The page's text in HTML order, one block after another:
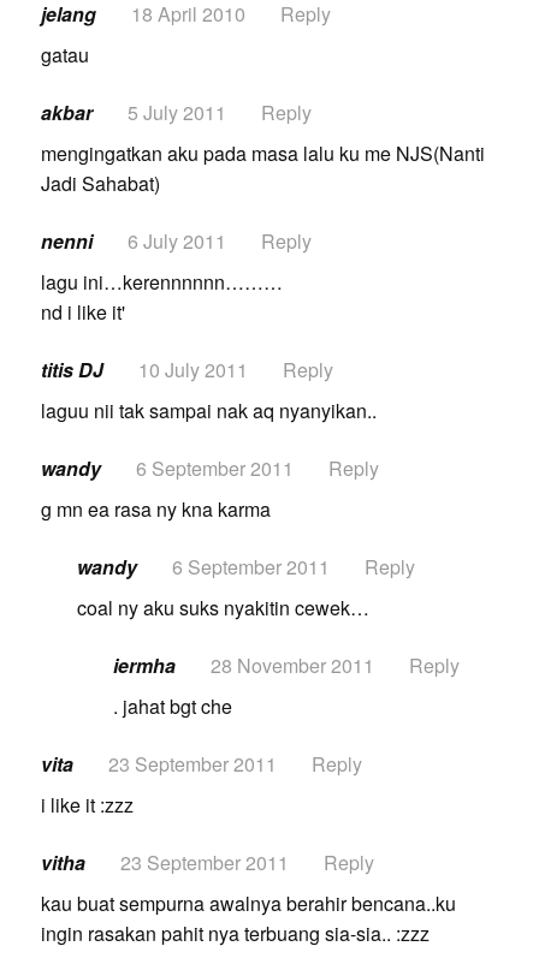
jelang 18 April 2010
Reply
gatau
akbar 5 July 2011
Reply
mengingatkan aku pada masa lalu ku me NJS(Nanti
Jadi Sahabat)
nenni 6 July 2011
Reply
lagu ini…kerennnnnn………
nd i like it'
titis DJ 10 July 2011
Reply
laguu nii tak sampai nak aq nyanyikan..
wandy 6 September 2011
Reply
g mn ea rasa ny kna karma
wandy 6 September 2011
Reply
coal ny aku suks nyakitin cewek…
iermha 28 November 2011
Reply
. jahat bgt che
vita 23 September 2011
Reply
i like it :zzz
vitha 23 September 2011
Reply
kau buat sempurna awalnya berahir bencana..ku
ingin rasakan pahit nya terbuang sia-sia.. :zzz